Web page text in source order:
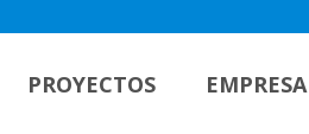
PROYECTOS EMPRESA